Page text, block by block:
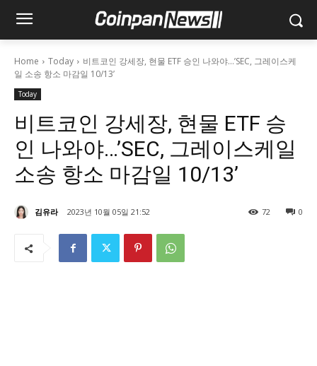
Home Today
비트코인 강세장, 현물 ETF 승인 나와야…’SEC, 그레이스케
일 소송 항소 마감일 10/13’
Today
비트코인 강세장, 현물 ETF 승
인 나와야…’SEC, 그레이스케일
소송 항소 마감일 10/13’
김유라 2023년 10월 05일 21:52 0
72